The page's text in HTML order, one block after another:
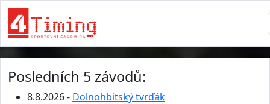
Posledních 5 závodů:
8.8.2026 - Dolnohbitský tvrďák